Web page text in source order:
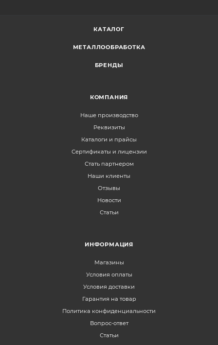
КАТАЛОГ
МЕТАЛЛООБРАБОТКА
БРЕНДЫ
КОМПАНИЯ
Наше производство
Реквизиты
Каталоги и прайсы
Сертификаты и лицензии
Стать партнером
Наши клиенты
Отзывы
Новости
Статьи
ИНФОРМАЦИЯ
Магазины
Условия оплаты
Условия доставки
Гарантия на товар
Политика конфиденциальности
Вопрос-ответ
Статьи